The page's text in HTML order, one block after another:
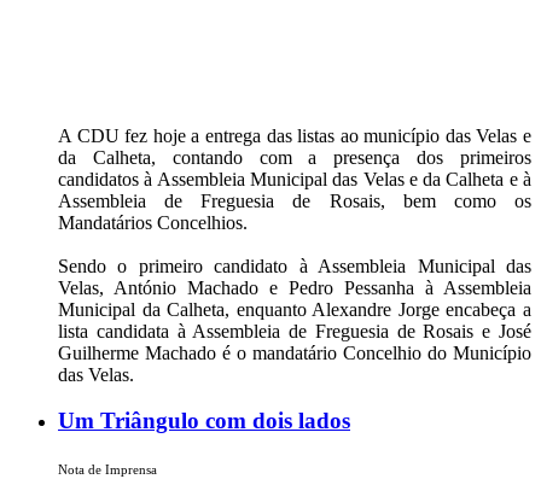
A CDU fez hoje a entrega das listas ao município das Velas e
da Calheta, contando com a presença dos primeiros
candidatos à Assembleia Municipal das Velas e da Calheta e à
Assembleia de Freguesia de Rosais, bem como os
Mandatários Concelhios.
Sendo o primeiro candidato à Assembleia Municipal das
Velas, António Machado e Pedro Pessanha à Assembleia
Municipal da Calheta, enquanto Alexandre Jorge encabeça a
lista candidata à Assembleia de Freguesia de Rosais e José
Guilherme Machado é o mandatário Concelhio do Município
das Velas.
Um Triângulo com dois lados
Nota de Imprensa